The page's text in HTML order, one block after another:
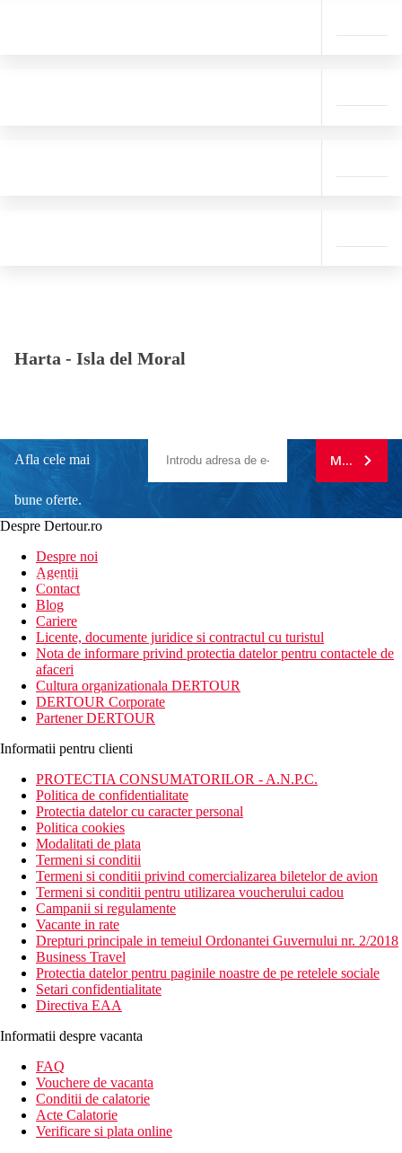
Harta - Isla del Moral
Afla cele mai
bune oferte.
newsletter!
MA
Despre Dertour.ro
Despre noi
Agentii
Contact
Blog
Cariere
Licente, documente juridice si contractul cu turistul
Nota de informare privind protectia datelor pentru contactele de
afaceri
Cultura organizationala DERTOUR
DERTOUR Corporate
Partener DERTOUR
Informatii pentru clienti
PROTECTIA CONSUMATORILOR - A.N.P.C.
Politica de confidentialitate
Protectia datelor cu caracter personal
Politica cookies
Modalitati de plata
Termeni si conditii
Termeni si conditii privind comercializarea biletelor de avion
Termeni si conditii pentru utilizarea voucherului cadou
Campanii si regulamente
Vacante in rate
Drepturi principale in temeiul Ordonantei Guvernului nr. 2/2018
Business Travel
Protectia datelor pentru paginile noastre de pe retelele sociale
Setari confidentialitate
Directiva EAA
Informatii despre vacanta
FAQ
Vouchere de vacanta
Conditii de calatorie
Acte Calatorie
Verificare si plata online